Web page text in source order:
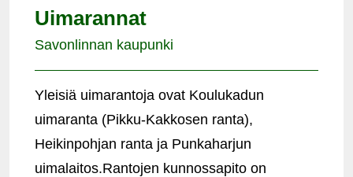
Uimarannat
Savonlinnan kaupunki
Yleisiä uimarantoja ovat Koulukadun
uimaranta (Pikku-Kakkosen ranta),
Heikinpohjan ranta ja Punkaharjun
uimalaitos.Rantojen kunnossapito on